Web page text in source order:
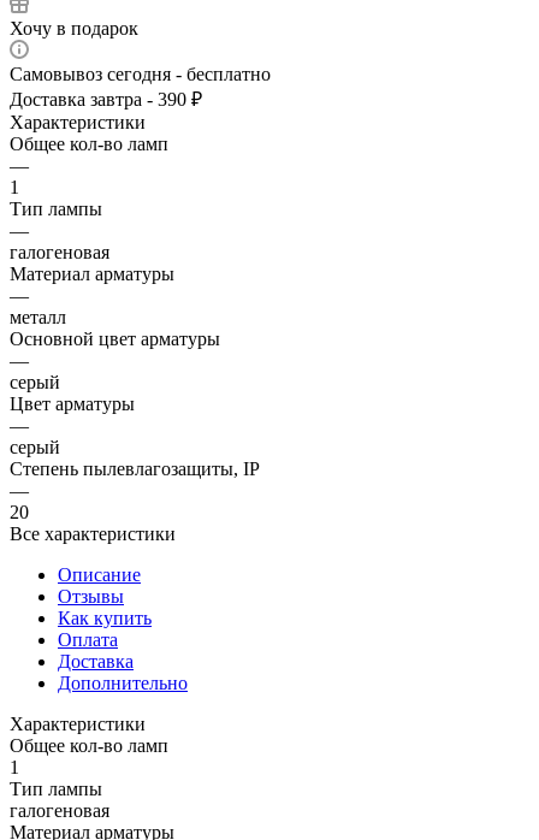
Хочу в подарок
Самовывоз сегодня - бесплатно
Доставка завтра - 390 ₽
Характеристики
Общее кол-во ламп
—
1
Тип лампы
—
галогеновая
Материал арматуры
—
металл
Основной цвет арматуры
—
серый
Цвет арматуры
—
серый
Степень пылевлагозащиты, IP
—
20
Все характеристики
Описание
Отзывы
Как купить
Оплата
Доставка
Дополнительно
Характеристики
Общее кол-во ламп
1
Тип лампы
галогеновая
Материал арматуры